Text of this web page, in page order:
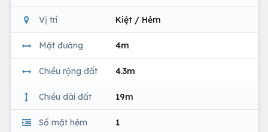
Vị trí Kiệt / Hẻm
Mặt đường 4m
Chiều rộng đất 4.3m
Chiều dài đất 19m
Số mặt hẻm 1